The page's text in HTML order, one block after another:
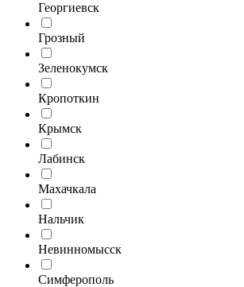
Георгиевск
Грозный
Зеленокумск
Кропоткин
Крымск
Лабинск
Махачкала
Нальчик
Невинномысск
Симферополь